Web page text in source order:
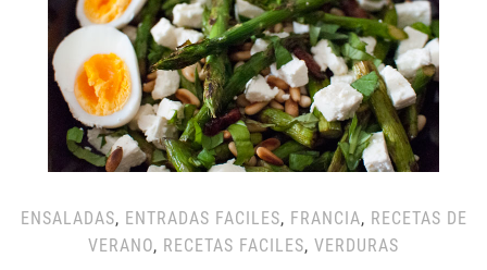
ENSALADAS, ENTRADAS FACILES, FRANCIA, RECETAS DE
VERANO, RECETAS FACILES, VERDURAS